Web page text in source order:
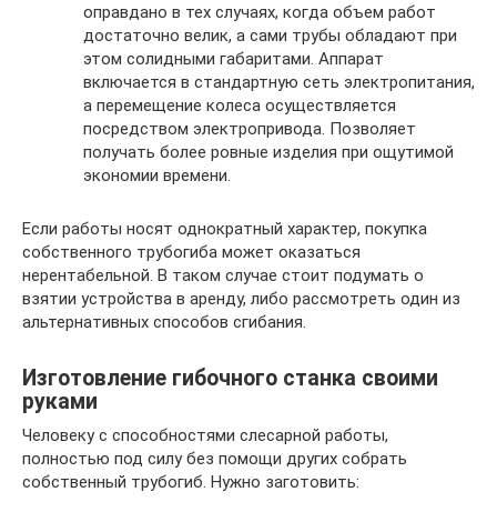
оправдано в тех случаях, когда объем работ
достаточно велик, а сами трубы обладают при
этом солидными габаритами. Аппарат
включается в стандартную сеть электропитания,
а перемещение колеса осуществляется
посредством электропривода. Позволяет
получать более ровные изделия при ощутимой
экономии времени.
Если работы носят однократный характер, покупка
собственного трубогиба может оказаться
нерентабельной. В таком случае стоит подумать о
взятии устройства в аренду, либо рассмотреть один из
альтернативных способов сгибания.
Изготовление гибочного станка своими
руками
Человеку с способностями слесарной работы,
полностью под силу без помощи других собрать
собственный трубогиб. Нужно заготовить: